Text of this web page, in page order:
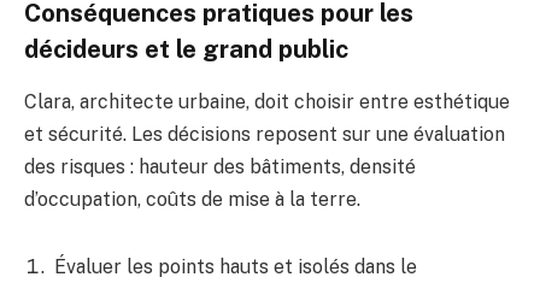
Conséquences pratiques pour les
décideurs et le grand public
Clara, architecte urbaine, doit choisir entre esthétique
et sécurité. Les décisions reposent sur une évaluation
des risques : hauteur des bâtiments, densité
d’occupation, coûts de mise à la terre.
Évaluer les points hauts et isolés dans le